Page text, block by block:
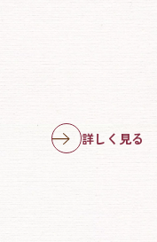
詳しく見る